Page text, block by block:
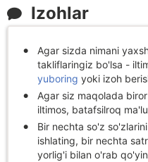
Izohlar
Agar sizda nimani
takliflaringiz bo'lsa -
yuboring yoki izoh
Agar siz maqolada
iltimos, batafsilroq
Bir nechta so'z
ishlating, bir nechta
yorlig'i bilan o'rab